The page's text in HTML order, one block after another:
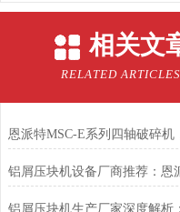
相关文
RELATED ARTICLES